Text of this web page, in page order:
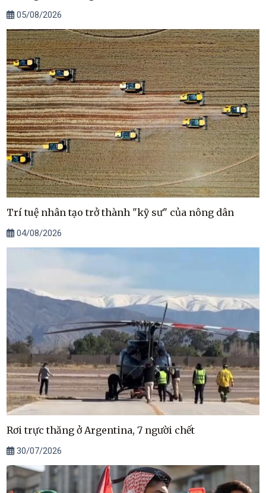
05/08/2026
Trí tuệ nhân tạo trở thành "kỹ sư" của nông dân
04/08/2026
Rơi trực thăng ở Argentina, 7 người chết
30/07/2026